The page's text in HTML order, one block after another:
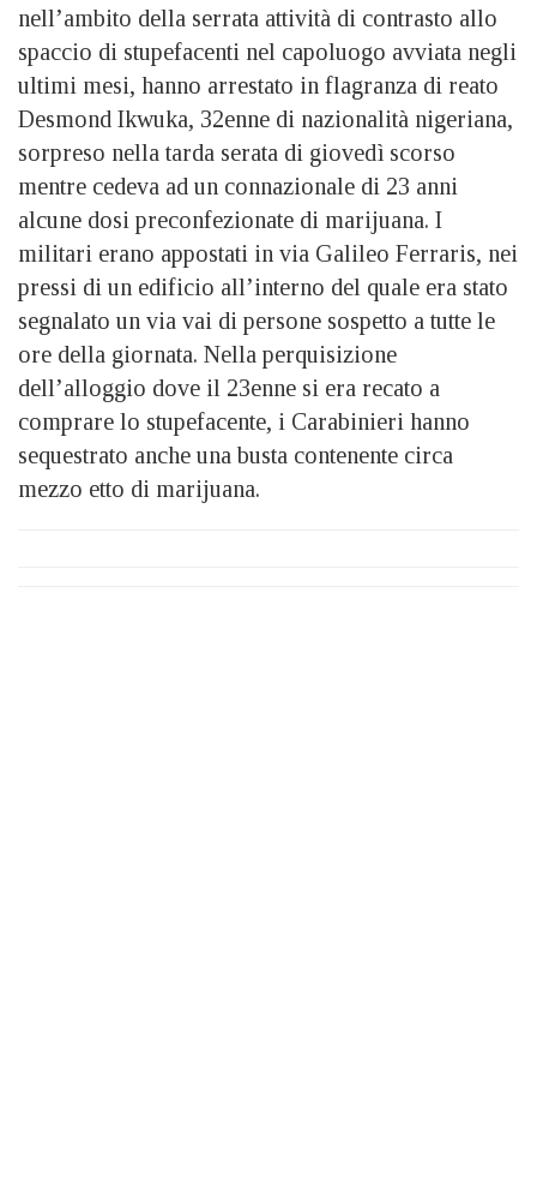
nell’ambito della serrata attività di contrasto allo
spaccio di stupefacenti nel capoluogo avviata negli
ultimi mesi, hanno arrestato in flagranza di reato
Desmond Ikwuka, 32enne di nazionalità nigeriana,
sorpreso nella tarda serata di giovedì scorso
mentre cedeva ad un connazionale di 23 anni
alcune dosi preconfezionate di marijuana. I
militari erano appostati in via Galileo Ferraris, nei
pressi di un edificio all’interno del quale era stato
segnalato un via vai di persone sospetto a tutte le
ore della giornata. Nella perquisizione
dell’alloggio dove il 23enne si era recato a
comprare lo stupefacente, i Carabinieri hanno
sequestrato anche una busta contenente circa
mezzo etto di marijuana.